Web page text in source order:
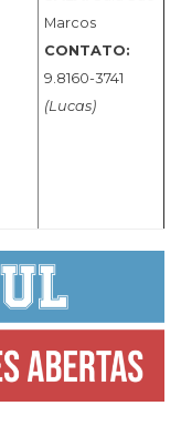
Marcos
CONTATO:
9.8160-3741
(Lucas)